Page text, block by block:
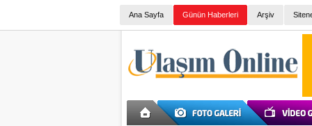
Ana Sayfa Günün Haberleri Arşiv